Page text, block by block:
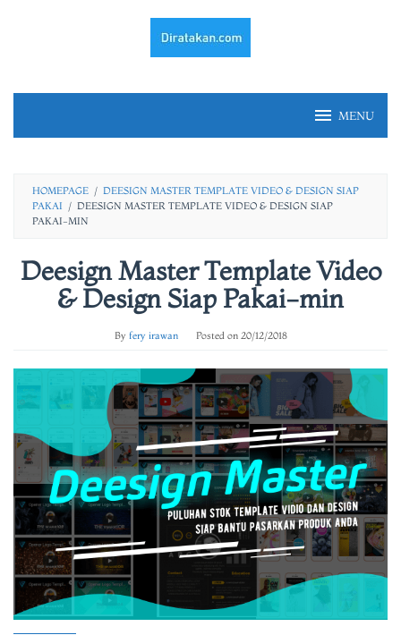
MENU
HOMEPAGE / DEESIGN MASTER TEMPLATE VIDEO & DESIGN SIAP
PAKAI / DEESIGN MASTER TEMPLATE VIDEO & DESIGN SIAP
PAKAI-MIN
Deesign Master Template Video
& Design Siap Pakai-min
By fery irawan Posted on 20/12/2018